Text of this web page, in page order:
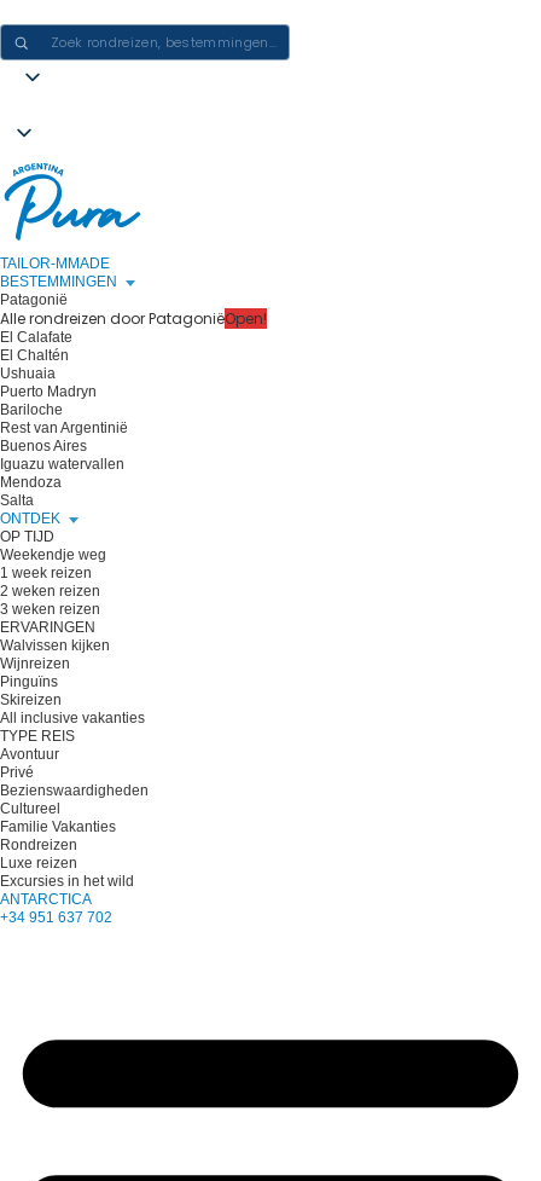
TAILOR-MMADE
BESTEMMINGEN
Patagonië
Alle rondreizen door PatagoniëOpen!
El Calafate
El Chaltén
Ushuaia
Puerto Madryn
Bariloche
Rest van Argentinië
Buenos Aires
Iguazu watervallen
Mendoza
Salta
ONTDEK
OP TIJD
Weekendje weg
1 week reizen
2 weken reizen
3 weken reizen
ERVARINGEN
Walvissen kijken
Wijnreizen
Pinguïns
Skireizen
All inclusive vakanties
TYPE REIS
Avontuur
Privé
Bezienswaardigheden
Cultureel
Familie Vakanties
Rondreizen
Luxe reizen
Excursies in het wild
ANTARCTICA
+34 951 637 702